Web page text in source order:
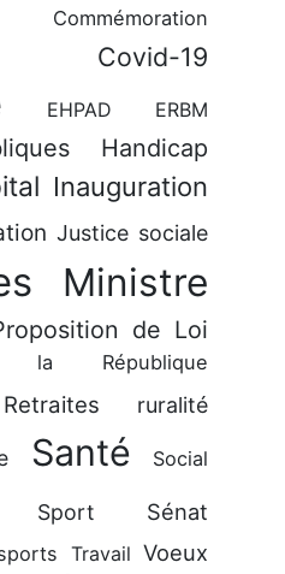
Commémoration
Covid-19
EHPAD ERBM
Handicap
Inauguration
Justice sociale
Ministre
de Loi
la République
Retraites ruralité
Santé Social
Sport Sénat
Travail Voeux